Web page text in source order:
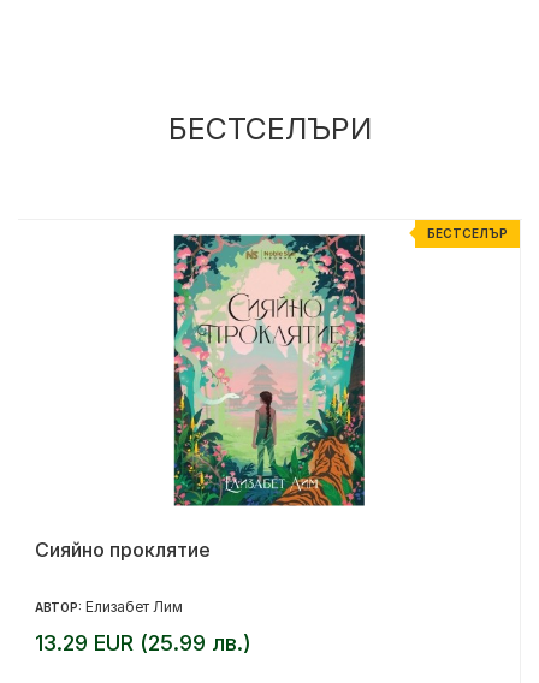
БЕСТСЕЛЪРИ
БЕСТСЕЛЪР
Сияйно проклятие
АВТОР: Елизабет Лим
13.29 EUR (25.99 лв.)